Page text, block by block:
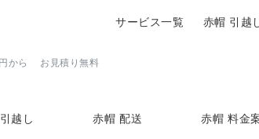
から お見積り無料
越し 赤帽 配送 赤帽 料金
サービス一覧 赤帽 引越